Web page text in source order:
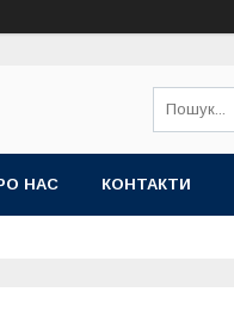
НАС КОНТАКТИ